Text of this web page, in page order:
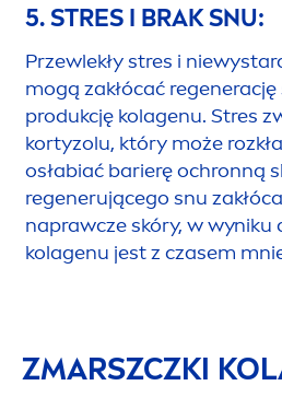
5. STRES I BRAK SNU:
Przewlekły stres i
mogą zakłócać
produkcję kolagenu. Stres
kortyzolu, który może
osłabiać barierę ochronną
regenerującego snu zakłóca
naprawcze skóry, w wyniku
kolagenu jest z czasem
ZMARSZCZKI